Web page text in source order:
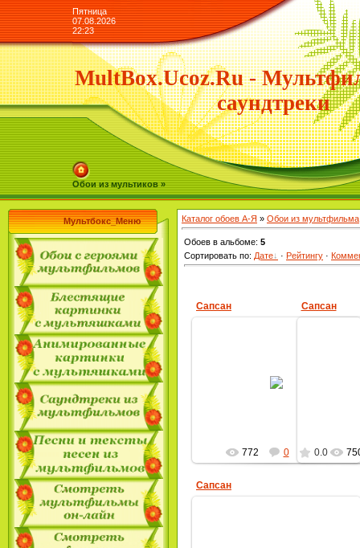
Пятница
07.08.2026
22:23
MultBox.Ucoz.Ru -
саундтреки
Обои из мультиков »
Мультбокс_Меню Каталог обоев А-Я » Обои из мультфильма
Обоев в альбоме: 5
Сортировать по: Дате · Рейтингу ·
Сапсан
772 0 0.0
Сапсан
Сапсан